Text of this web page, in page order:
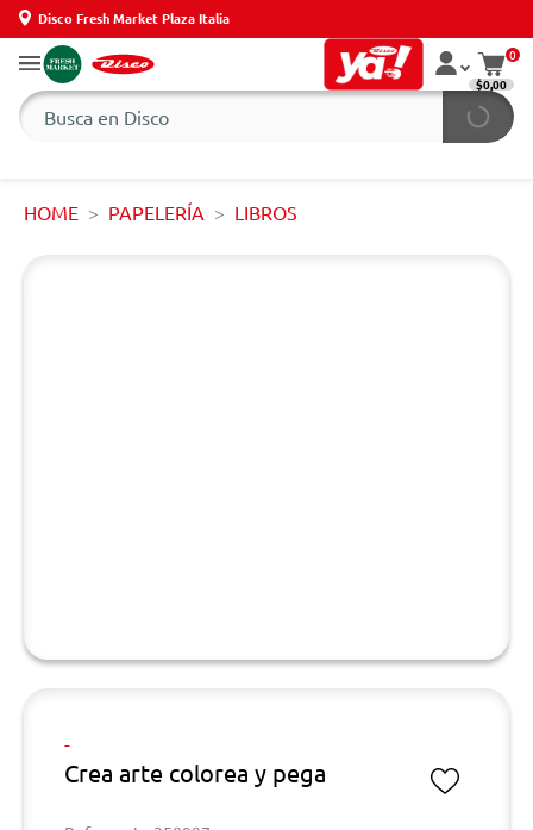
Disco Fresh Market Plaza Italia
0
$0,00
HOME PAPELERÍA LIBROS
-
Crea arte colorea y pega